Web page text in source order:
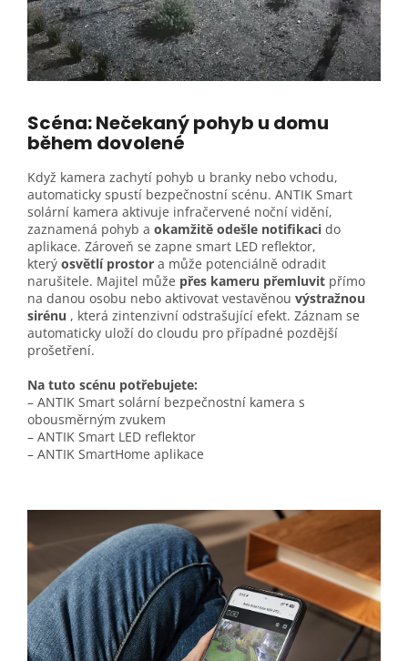
Scéna: Nečekaný pohyb u domu
během dovolené
Když kamera zachytí pohyb u branky nebo vchodu,
automaticky spustí bezpečnostní scénu. ANTIK Smart
solární kamera aktivuje infračervené noční vidění,
zaznamená pohyb a okamžitě odešle notifikaci do
aplikace. Zároveň se zapne smart LED reflektor,
který osvětlí prostor a může potenciálně odradit
narušitele. Majitel může přes kameru přemluvit přímo
na danou osobu nebo aktivovat vestavěnou výstražnou
sirénu , která zintenzivní odstrašující efekt. Záznam se
automaticky uloží do cloudu pro případné pozdější
prošetření.
Na tuto scénu potřebujete:
– ANTIK Smart solární bezpečnostní kamera s
obousměrným zvukem
– ANTIK Smart LED reflektor
– ANTIK SmartHome aplikace